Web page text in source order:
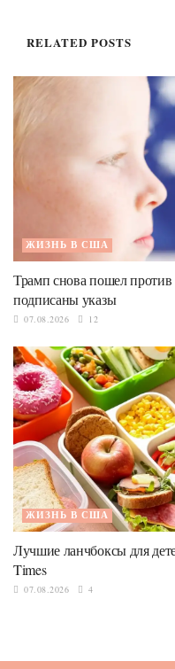
RELATED POSTS
ЖИЗНЬ В США
Трамп снова пошел
подписаны указы
07.08.2026 12
ЖИЗНЬ В США
Лучшие ланчбоксы для
Times
07.08.2026 4